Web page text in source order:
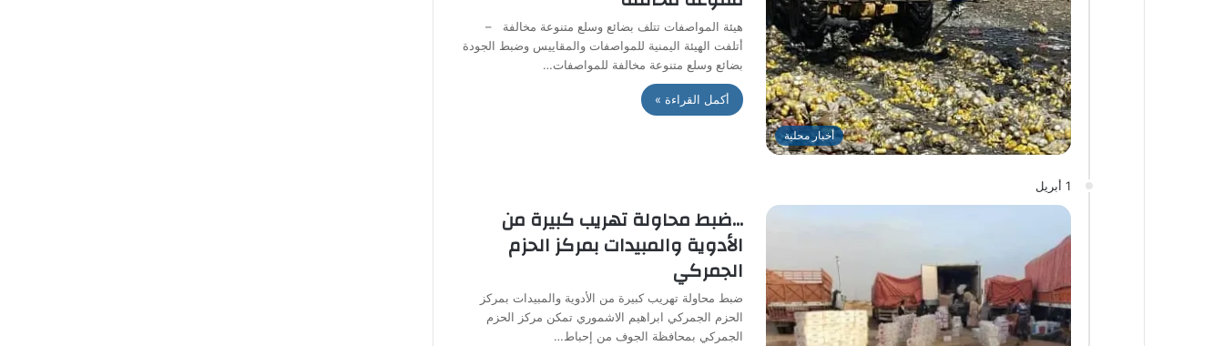
أخبار محلية
هيئة المواصفات تتلف بضائع وسلع متنوعة مخالفة –
أتلفت الهيئة اليمنية للمواصفات والمقاييس وضبط الجودة
بضائع وسلع متنوعة مخالفة للمواصفات…
أكمل القراءة »
1 أبريل
…ضبط محاولة تهريب كبيرة من
الأدوية والمبيدات بمركز الحزم
الجمركي
ضبط محاولة تهريب كبيرة من الأدوية والمبيدات بمركز
الحزم الجمركي ابراهيم الاشموري تمكن مركز الحزم
الجمركي بمحافظة الجوف من إحباط…